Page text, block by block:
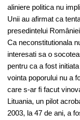
aliniere politica nu
Unii au afirmat ca
presedintelui
Ca neconstitutionala
interesati sa o
pentru ca a fost
vointa poporului nu a
care s-ar fi facut
Lituania, un pilot
2003, la 47 de ani, a